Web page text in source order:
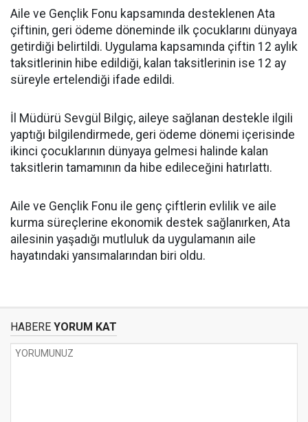
Aile ve Gençlik Fonu kapsamında desteklenen Ata
çiftinin, geri ödeme döneminde ilk çocuklarını dünyaya
getirdiği belirtildi. Uygulama kapsamında çiftin 12 aylık
taksitlerinin hibe edildiği, kalan taksitlerinin ise 12 ay
süreyle ertelendiği ifade edildi.
İl Müdürü Sevgül Bilgiç, aileye sağlanan destekle ilgili
yaptığı bilgilendirmede, geri ödeme dönemi içerisinde
ikinci çocuklarının dünyaya gelmesi halinde kalan
taksitlerin tamamının da hibe edileceğini hatırlattı.
Aile ve Gençlik Fonu ile genç çiftlerin evlilik ve aile
kurma süreçlerine ekonomik destek sağlanırken, Ata
ailesinin yaşadığı mutluluk da uygulamanın aile
hayatındaki yansımalarından biri oldu.
HABERE YORUM KAT